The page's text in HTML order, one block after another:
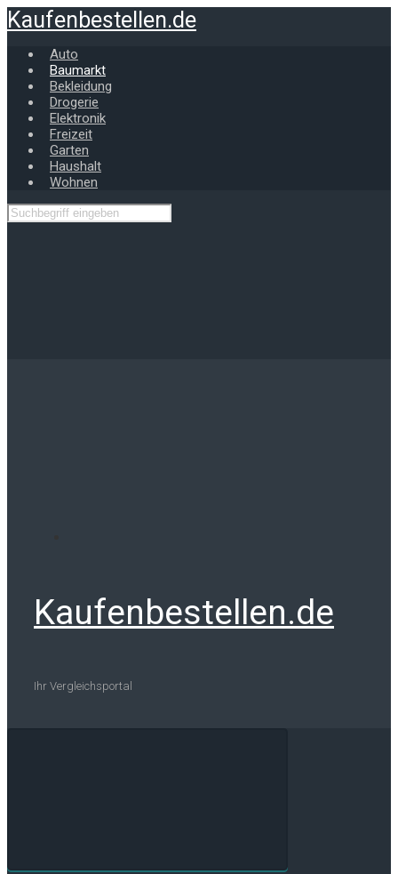
Zum
Hauptinhalt
springen
Kaufenbestellen.de
Auto
Baumarkt
Bekleidung
Drogerie
Elektronik
Freizeit
Garten
Haushalt
Wohnen
Kaufenbestellen.de
Ihr Vergleichsportal